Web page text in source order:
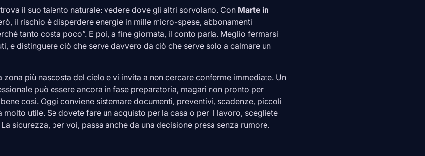
il suo talento naturale: vedere dove gli altri sorvolano. Con Marte in
il rischio è disperdere energie in mille micro-spese, abbonamenti
tanto costa poco”. E poi, a fine giornata, il conto parla. Meglio fermarsi
e distinguere ciò che serve davvero da ciò che serve solo a calmare un
zona più nascosta del cielo e vi invita a non cercare conferme immediate. Un
può essere ancora in fase preparatoria, magari non pronto per
così. Oggi conviene sistemare documenti, preventivi, scadenze, piccoli
molto utile. Se dovete fare un acquisto per la casa o per il lavoro, scegliete
sicurezza, per voi, passa anche da una decisione presa senza rumore.